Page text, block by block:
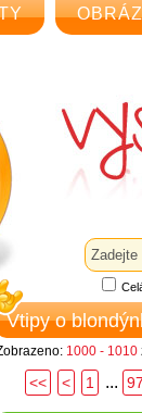
Vtipy o
1000 - 1010
<< < 1 ... 97